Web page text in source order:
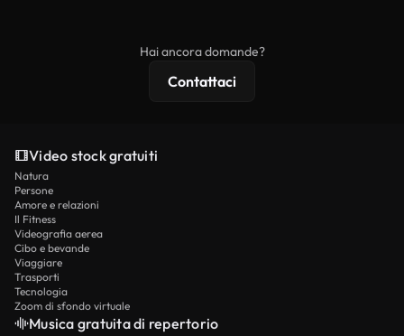
Hai ancora domande?
Contattaci
Video stock gratuiti
Natura
Persone
Amore e relazioni
Il Fitness
Videografia aerea
Cibo e bevande
Viaggiare
Trasporti
Tecnologia
Zoom di sfondo virtuale
Musica gratuita di repertorio